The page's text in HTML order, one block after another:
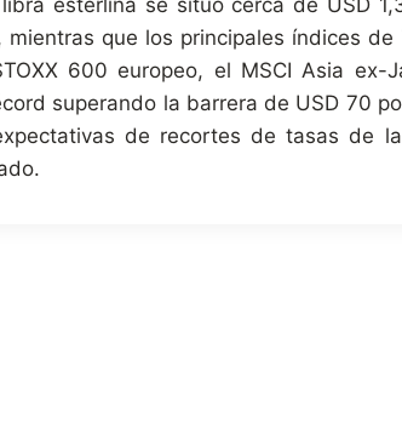
que los principales índices de
600 europeo, el MSCI Asia ex-
superando la barrera de USD 70
de recortes de tasas de